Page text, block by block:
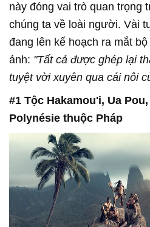
này đóng vai trò quan trọng
chúng ta về loài người. Vài
đang lên kế hoạch ra mắt
ảnh: "Tất cả được ghép lại
tuyệt vời xuyên qua cái nôi
#1 Tộc Hakamou'i, Ua
Polynésie thuộc Pháp